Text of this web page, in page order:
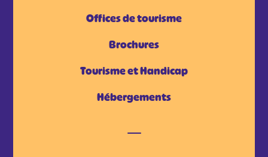
Offices de tourisme
Brochures
Tourisme et Handicap
Hébergements